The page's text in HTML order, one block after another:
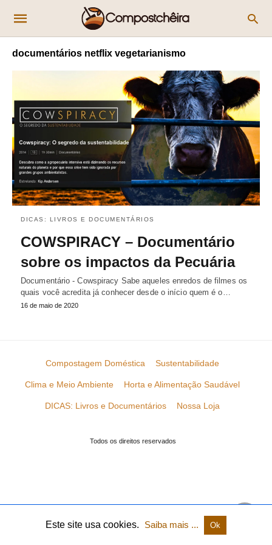
documentários netflix vegetarianismo
DICAS: LIVROS E DOCUMENTÁRIOS
COWSPIRACY – Documentário
sobre os impactos da Pecuária
Documentário - Cowspiracy Sabe aqueles enredos de filmes os
quais você acredita já conhecer desde o início quem é o…
16 de maio de 2020
Compostagem Doméstica Sustentabilidade
Clima e Meio Ambiente Horta e Alimentação Saudável
DICAS: Livros e Documentários Nossa Loja
Todos os direitos reservados
Este site usa cookies. Saiba mais ... Ok